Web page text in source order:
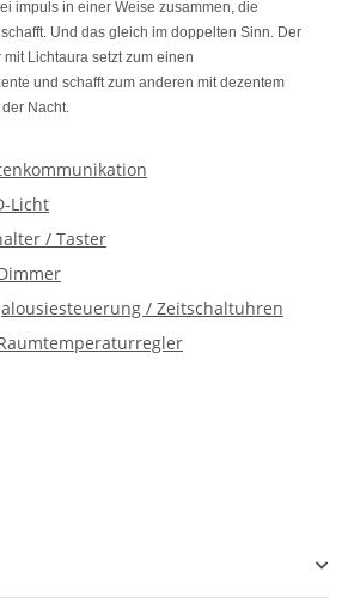
impuls in einer Weise zusammen, die
Und das gleich im doppelten Sinn. Der
Lichtaura setzt zum einen
und schafft zum anderen mit dezentem
Nacht.
Licht
/ Taster
/ Zeitschaltuhren